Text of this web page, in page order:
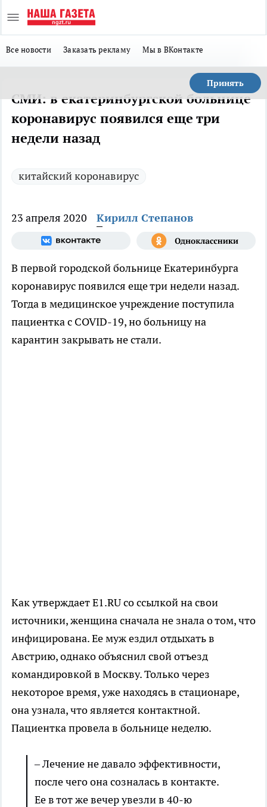
Все новости Заказать рекламу Мы в ВКонтакте
Принять
СМИ: в екатеринбургской больнице
коронавирус появился еще три
недели назад
китайский коронавирус
23 апреля 2020 Кирилл Степанов
В первой городской больнице Екатеринбурга
коронавирус появился еще три недели назад.
Тогда в медицинское учреждение поступила
пациентка с COVID-19, но больницу на
карантин закрывать не стали.
Как утверждает E1.RU со ссылкой на свои
источники, женщина сначала не знала о том, что
инфицирована. Ее муж ездил отдыхать в
Австрию, однако объяснил свой отъезд
командировкой в Москву. Только через
некоторое время, уже находясь в стационаре,
она узнала, что является контактной.
Пациентка провела в больнице неделю.
–Лечение не давало эффективности,
после чего она созналась в контакте.
Ее в тот же вечер увезли в 40-ю